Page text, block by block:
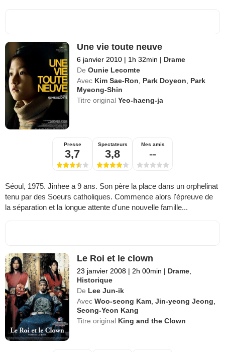
Une vie toute neuve
6 janvier 2010 | 1h 32min | Drame
De Ounie Lecomte
Avec Kim Sae-Ron Park Doyeon
Park
Myeong-Shin
Titre originalYeo-haeng-ja
Presse
3,7
Spectateurs
3,8
Mes amis
--
Séoul, 1975. Jinhee a 9 ans. Son père la place dans un orphelinat
tenu par des Soeurs catholiques. Commence alors l'épreuve de
la séparation et la longue attente d'une nouvelle famille...
Le Roi et le clown
23 janvier 2008 | 2h 00min | Drame
Historique
De Lee Jun-ik
Avec Woo-seong Kam ,Jin-yeong Jeong
Seong-Yeon Kang
Titre original King and the Clown